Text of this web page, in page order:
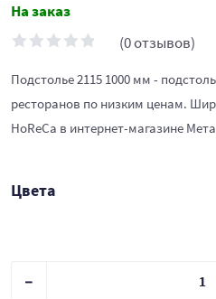
На заказ
(0 отзывов)
Подстолье 2115 1000 мм -
ресторанов по низким ценам.
HoReCa в интернет-магазине
Цвета